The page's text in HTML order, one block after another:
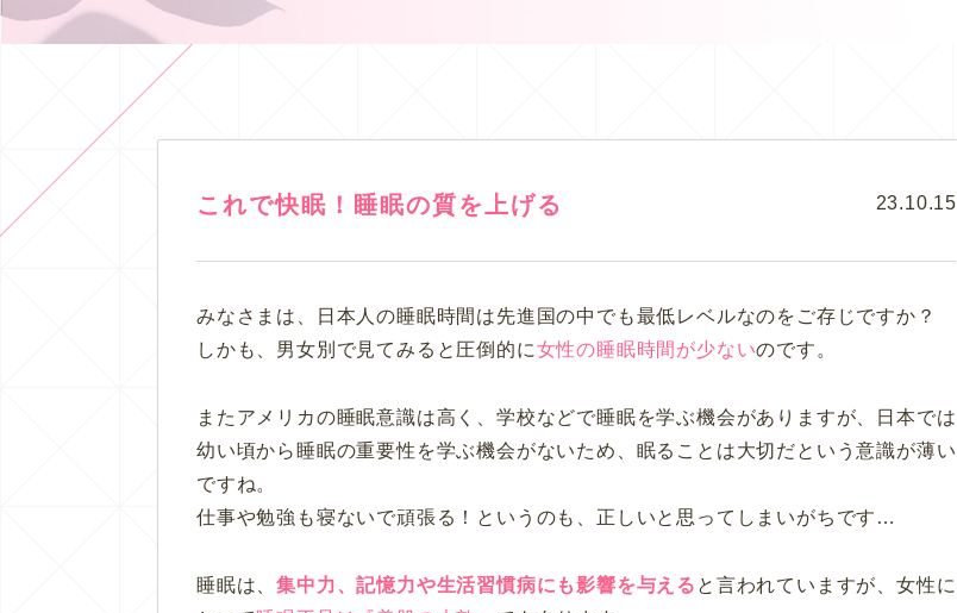
これで快眠！睡眠の質を上げる 23.10.15
みなさまは、日本人の睡眠時間は先進国の中でも最低レベルなのをご存じですか？
しかも、 男女別で見てみると圧倒的に女性の睡眠時間が少ないのです。
また アメリカの睡眠意識は高く、学校などで睡眠を学ぶ機会がありますが、日本では
幼い頃から睡眠の重要性を学ぶ機会がないため、眠ることは大切だという意識が薄い
ですね。
仕事や勉強も寝ないで頑張る！というのも、正しいと思ってしまいがちです…
睡眠は、集中力、記憶力や生活習慣病にも影響を与える と言われていますが、女性に